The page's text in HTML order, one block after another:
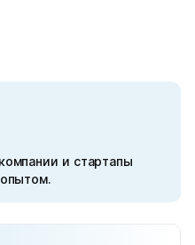
и стартапы